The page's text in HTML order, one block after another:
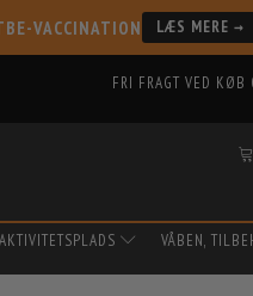
VACCINATION LÆS MERE →
FRI FRAGT VED
AKTIVITETSPLADS VÅBEN,